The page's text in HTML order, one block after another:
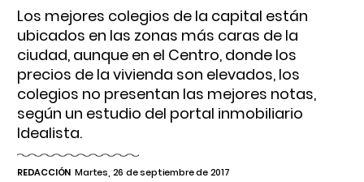
Los mejores colegios de la capital están
ubicados en las zonas más caras de la
ciudad, aunque en el Centro, donde los
precios de la vivienda son elevados, los
colegios no presentan las mejores notas,
según un estudio del portal inmobiliario
Idealista.
REDACCIÓN Martes, 26 de septiembre de 2017